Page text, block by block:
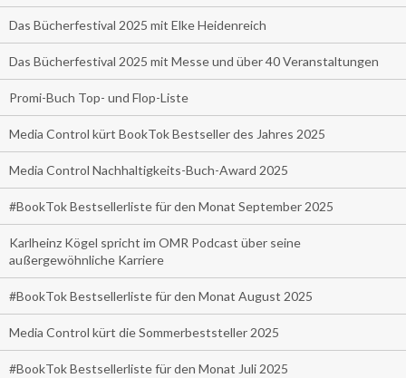
Das Bücherfestival 2025 mit Elke Heidenreich
Das Bücherfestival 2025 mit Messe und über 40 Veranstaltungen
Promi-Buch Top- und Flop-Liste
Media Control kürt BookTok Bestseller des Jahres 2025
Media Control Nachhaltigkeits-Buch-Award 2025
#BookTok Bestsellerliste für den Monat September 2025
Karlheinz Kögel spricht im OMR Podcast über seine
außergewöhnliche Karriere
#BookTok Bestsellerliste für den Monat August 2025
Media Control kürt die Sommerbeststeller 2025
#BookTok Bestsellerliste für den Monat Juli 2025